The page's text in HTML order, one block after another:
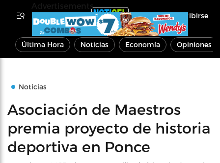
Inscribirse
Última Hora Noticias Economía Opiniones
Noticias
Asociación de Maestros
premia proyecto de historia
deportiva en Ponce
Advertisements